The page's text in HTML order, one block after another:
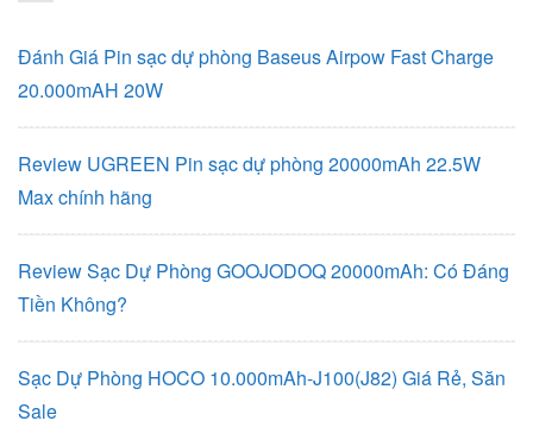
Đánh Giá Pin sạc dự phòng Baseus Airpow Fast Charge
20.000mAH 20W
Review UGREEN Pin sạc dự phòng 20000mAh 22.5W
Max chính hãng
Review Sạc Dự Phòng GOOJODOQ 20000mAh: Có Đáng
Tiền Không?
Sạc Dự Phòng HOCO 10.000mAh-J100(J82) Giá Rẻ, Săn
Sale